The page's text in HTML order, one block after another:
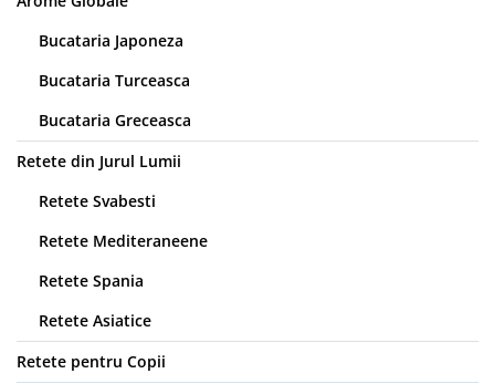
Bucataria Japoneza
Bucataria Turceasca
Bucataria Greceasca
Retete din Jurul Lumii
Retete Svabesti
Retete Mediteraneene
Retete Spania
Retete Asiatice
Retete pentru Copii